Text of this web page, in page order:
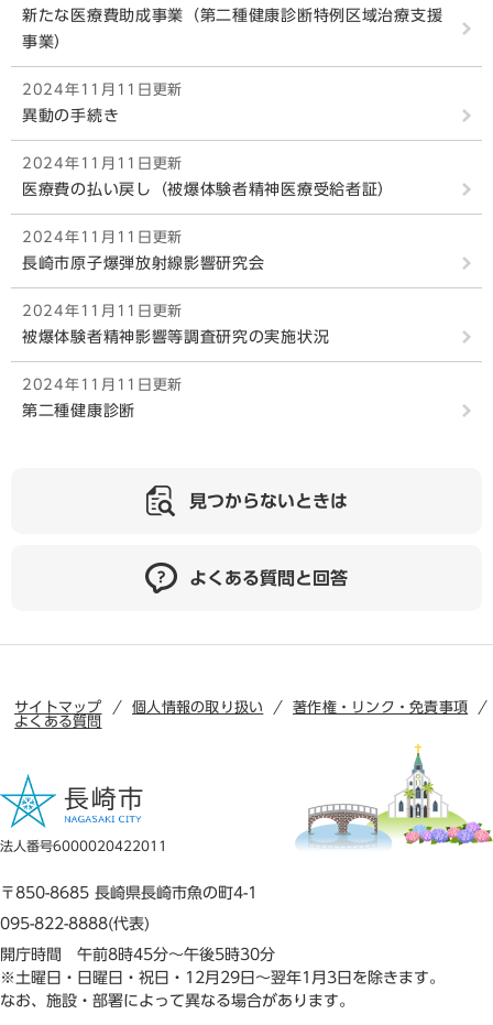
新たな医療費助成事業（第二種健康診断特例区域治療支援
事業）
2024年11月11日更新
異動の手続き
2024年11月11日更新
医療費の払い戻し（被爆体験者精神医療受給者証）
2024年11月11日更新
長崎市原子爆弾放射線影響研究会
2024年11月11日更新
被爆体験者精神影響等調査研究の実施状況
2024年11月11日更新
第二種健康診断
見つからないときは
よくある質問と回答
サイトマップ 個人情報の取り扱い
著作権・リンク・免責事項
よくある質問
法人番号6000020422011
〒850-8685 長崎県長崎市魚の町4-1
095-822-8888(代表)
開庁時間 午前8時45分～午後5時30分
※土曜日・日曜日・祝日・12月29日～翌年1月3日を除きます。
なお、施設・部署によって異なる場合があります。